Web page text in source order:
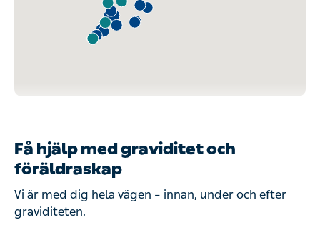
Få hjälp med graviditet och
föräldraskap
Vi är med dig hela vägen – innan, under och efter
graviditeten.